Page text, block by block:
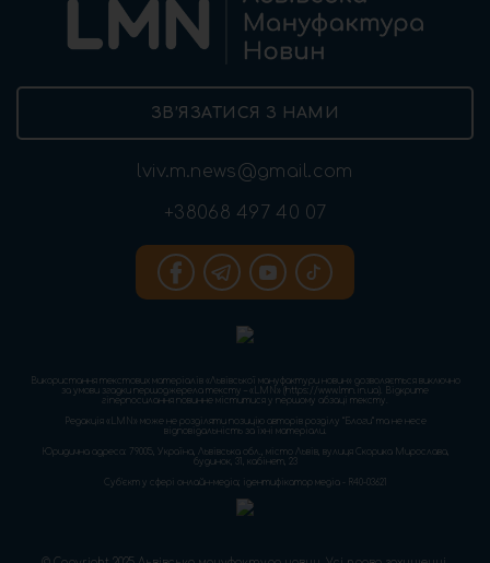
ЗВ’ЯЗАТИСЯ З НАМИ
lviv.m.news@gmail.com
+38068 497 40 07
Використання текстових матеріалів «Львівської мануфактури новин» дозволяється виключно
за умови згадки першоджерела тексту – «LMN» (https://www.lmn.in.ua). Відкрите
гіперпосилання повинне міститися у першому абзаці тексту.
Редакція «LMN» може не розділяти позицію авторів розділу “Блоги” та не несе
відповідальність за їхні матеріали.
Юридична адреса: 79005, Україна, Львівська обл., місто Львів, вулиця Скорика Мирослава,
будинок, 31, кабінет, 23
Cуб'єкт у сфері онлайн-медіа; ідентифікатор медіа - R40-03621